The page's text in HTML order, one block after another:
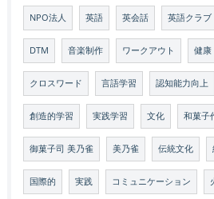
NPO法人 英語 英会話 英語クラブ
DTM 音楽制作 ワークアウト 健康
クロスワード 言語学習 認知能力向上
創造的学習 実践学習 文化 和菓子
御菓子司 美乃雀 美乃雀 伝統文化
国際的 実践 コミュニケーション